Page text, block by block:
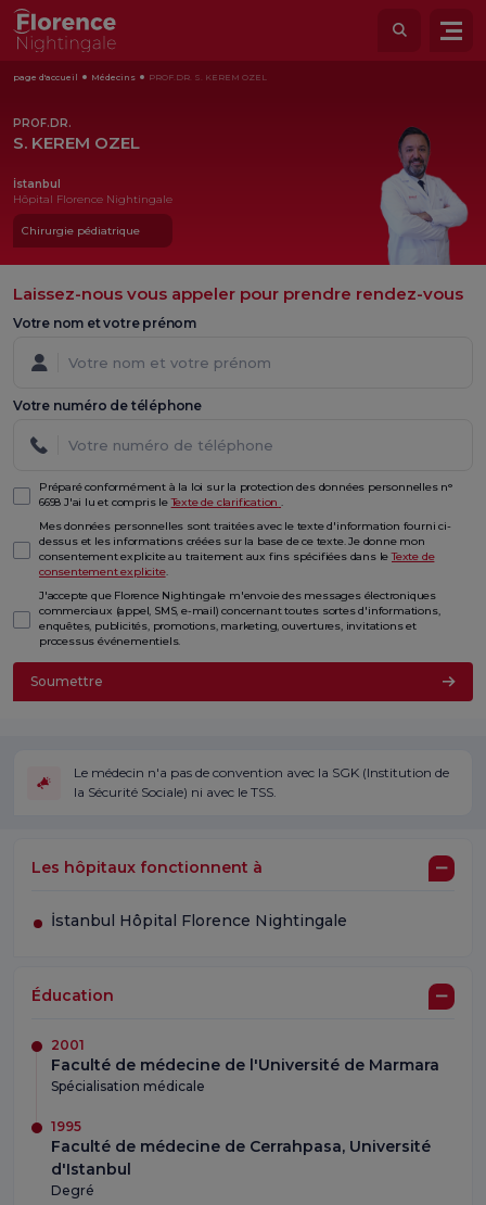
page d'accueil Médecins PROF.DR. S. KEREM OZEL
PROF.DR.
S. KEREM OZEL
İstanbul
Hôpital Florence Nightingale
Chirurgie pédiatrique
Laissez-nous vous appeler pour prendre rendez-vous
Votre nom et votre prénom
Votre numéro de téléphone
Préparé conformément à la loi sur la protection des données personnelles n°
6698 J'ai lu et compris leTexte de clarification .
Mes données personnelles sont traitées avec le texte d'information fourni ci-
dessus et les informations créées sur la base de ce texte. Je donne mon
consentement explicite au traitement aux fins spécifiées dans leTexte de
consentement explicite.
J'accepte que Florence Nightingale m'envoie des messages électroniques
commerciaux (appel, SMS, e-mail) concernant toutes sortes d'informations,
enquêtes, publicités, promotions, marketing, ouvertures, invitations et
processus événementiels.
Soumettre
Le médecin n'a pas de convention avec la SGK (Institution de
la Sécurité Sociale) ni avec le TSS.
Les hôpitaux fonctionnent à
İstanbul Hôpital Florence Nightingale
Éducation
2001
Faculté de médecine de l'Université de Marmara
Spécialisation médicale
1995
Faculté de médecine de Cerrahpasa, Université
d'Istanbul
Degré